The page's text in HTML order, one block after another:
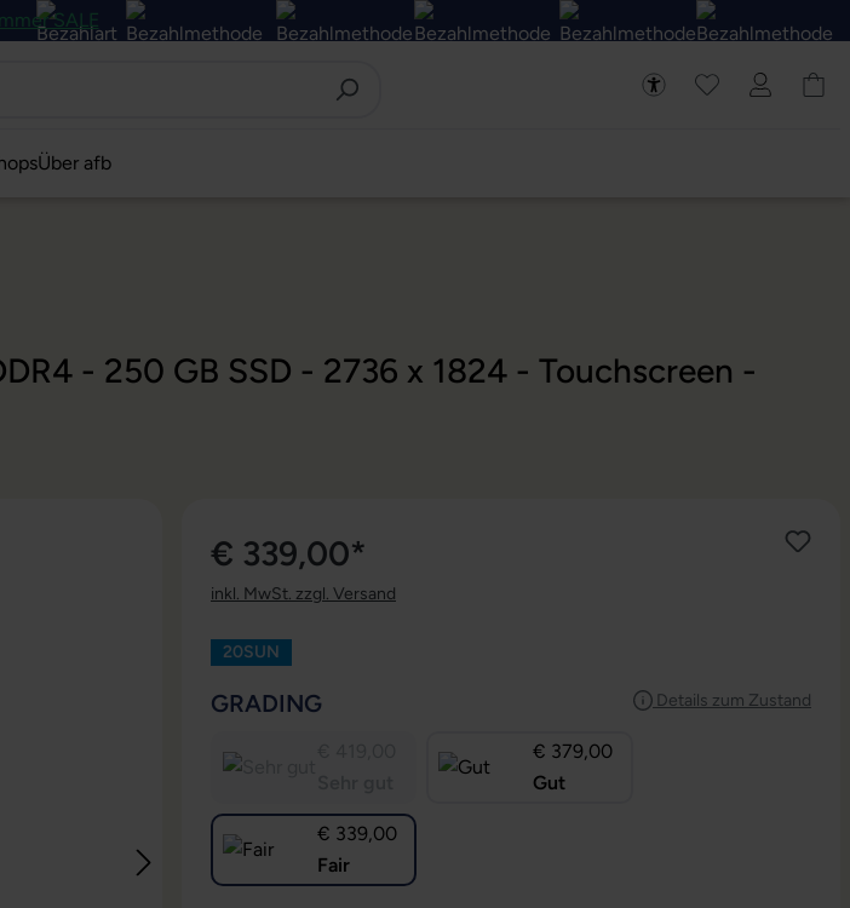
SALE
Über afb
- 250 GB SSD - 2736 x 1824 - Touchscreen -
€ 339,00*
inkl. MwSt. zzgl. Versand
20SUN
Details zum Zustand
GRADING
€ 379,00
Gut
€ 339,00
Fair